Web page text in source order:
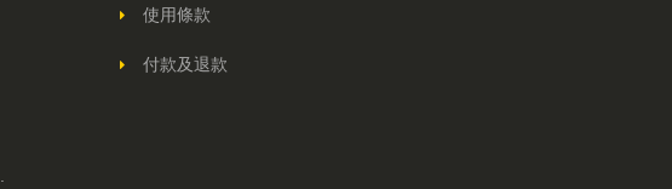
使用條款
付款及退款